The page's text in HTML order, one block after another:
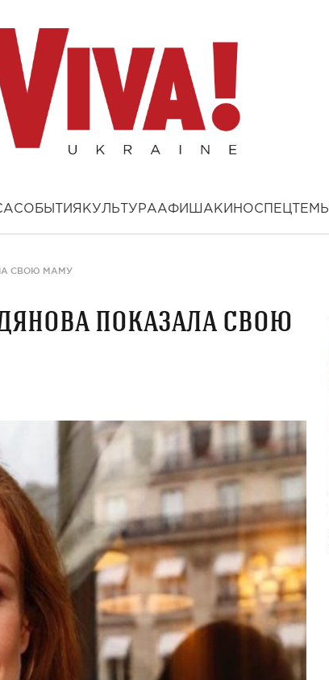
СОБЫТИЯ КУЛЬТУРААФИША КИНОСПЕЦТЕМЫ
СВОЮ МАМУ
показала свою